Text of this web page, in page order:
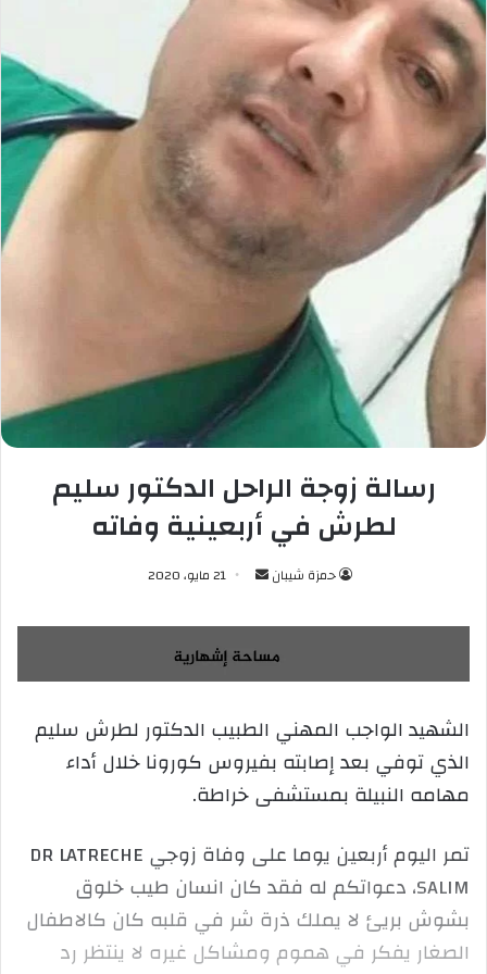
رسالة زوجة الراحل الدكتور سليم
لطرش في أربعينية وفاته
حمزة شيبان
س
ل
ب
ي
د
ك
ت
ر
ن
21 مايو، 2020
الشهيد الواجب المهني الطبيب الدكتور لطرش سليم
الذي توفي بعد إصابته بفيروس كورونا خلال أداء
مهامه النبيلة بمستشفى خراطة.
تمر اليوم أربعين يوما على وفاة زوجي DR LATRECHE
SALIM، دعواتكم له فقد كان انسان طيب خلوق
بشوش بريئ لا يملك ذرة شر في قلبه كان كالاطفال
الصغار يفكر في هموم ومشاكل غيره لا ينتظر رد